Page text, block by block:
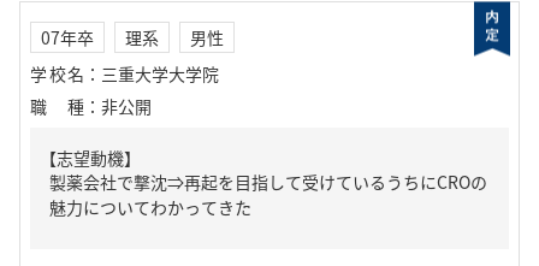
07年卒 理系
男性
学校名 ： 三重大学大学院
職種 ： 非公開
【志望動機】
製薬会社で撃沈⇒再起を目指して受けているうちにCROの
魅力についてわかってきた